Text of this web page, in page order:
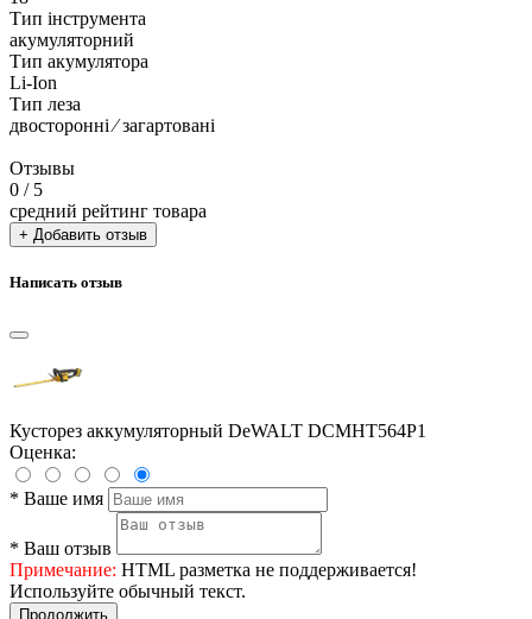
Тип інструмента
акумуляторний
Тип акумулятора
Li-Ion
Тип леза
двосторонні ⁄ загартовані
Отзывы
0 / 5
средний рейтинг товара
+ Добавить отзыв
Написать отзыв
Кусторез аккумуляторный DeWALT DCMHT564P1
Оценка:
* Ваше имя
* Ваш отзыв
Примечание: HTML разметка не поддерживается!
Используйте обычный текст.
Продолжить